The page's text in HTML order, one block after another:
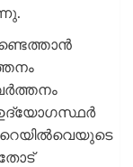
റെയില്‍വെയുടെ
തോട്